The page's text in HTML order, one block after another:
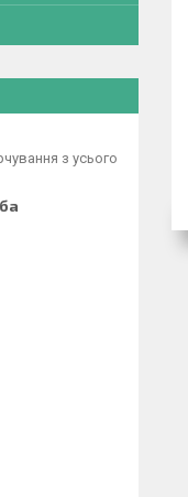
з усього